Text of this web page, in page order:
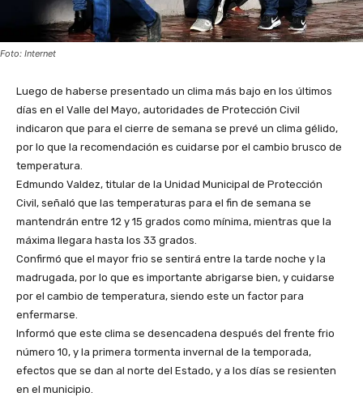
Foto: Internet
Luego de haberse presentado un clima más bajo en los últimos
días en el Valle del Mayo, autoridades de Protección Civil
indicaron que para el cierre de semana se prevé un clima gélido,
por lo que la recomendación es cuidarse por el cambio brusco de
temperatura.
Edmundo Valdez, titular de la Unidad Municipal de Protección
Civil, señaló que las temperaturas para el fin de semana se
mantendrán entre 12 y 15 grados como mínima, mientras que la
máxima llegara hasta los 33 grados.
Confirmó que el mayor frio se sentirá entre la tarde noche y la
madrugada, por lo que es importante abrigarse bien, y cuidarse
por el cambio de temperatura, siendo este un factor para
enfermarse.
Informó que este clima se desencadena después del frente frio
número 10, y la primera tormenta invernal de la temporada,
efectos que se dan al norte del Estado, y a los días se resienten
en el municipio.